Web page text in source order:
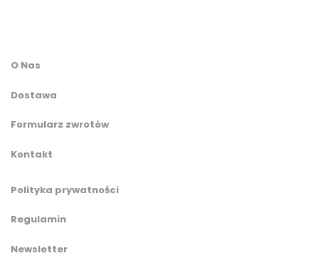
O Nas
Dostawa
Formularz zwrotów
Kontakt
Polityka prywatności
Regulamin
Newsletter